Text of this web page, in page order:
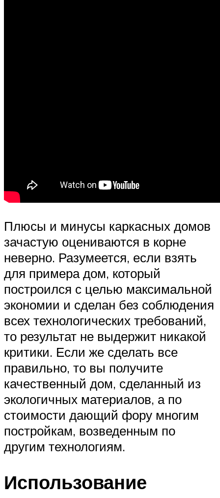
Плюсы и минусы каркасных домов
зачастую оцениваются в корне
неверно. Разумеется, если взять
для примера дом, который
построился с целью максимальной
экономии и сделан без соблюдения
всех технологических требований,
то результат не выдержит никакой
критики. Если же сделать все
правильно, то вы получите
качественный дом, сделанный из
экологичных материалов, а по
стоимости дающий фору многим
постройкам, возведенным по
другим технологиям.
Использование